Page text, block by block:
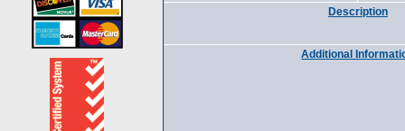
Description
Additional